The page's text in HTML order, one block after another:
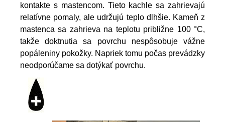
kontakte s mastencom. Tieto kachle sa zahrievajú
relatívne pomaly, ale udržujú teplo dlhšie. Kameň z
mastenca sa zahrieva na teplotu približne 100 °C,
takže doktnutia sa povrchu nespôsobuje vážne
popáleniny pokožky. Napriek tomu počas prevádzky
neodporúčame sa dotýkať povrchu.